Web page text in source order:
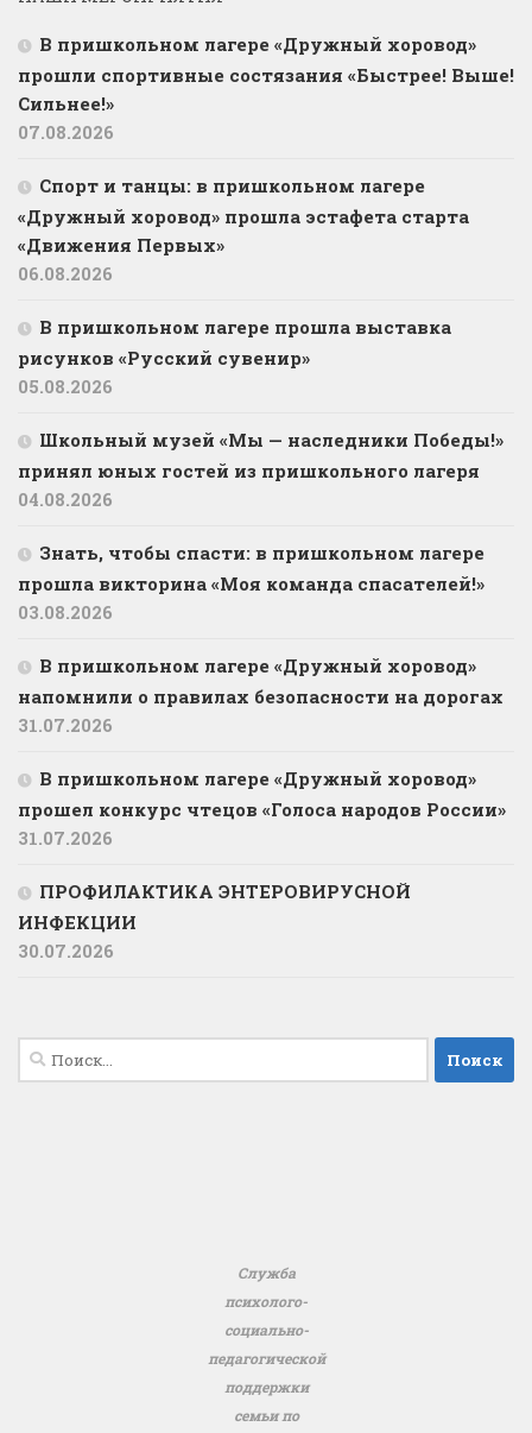
В пришкольном лагере «Дружный хоровод»
прошли спортивные состязания «Быстрее! Выше!
Сильнее!»
07.08.2026
Спорт и танцы: в пришкольном лагере
«Дружный хоровод» прошла эстафета старта
«Движения Первых»
06.08.2026
В пришкольном лагере прошла выставка
рисунков «Русский сувенир»
05.08.2026
Школьный музей «Мы — наследники Победы!»
принял юных гостей из пришкольного лагеря
04.08.2026
Знать, чтобы спасти: в пришкольном лагере
прошла викторина «Моя команда спасателей!»
03.08.2026
В пришкольном лагере «Дружный хоровод»
напомнили о правилах безопасности на дорогах
31.07.2026
В пришкольном лагере «Дружный хоровод»
прошел конкурс чтецов «Голоса народов России»
31.07.2026
ПРОФИЛАКТИКА ЭНТЕРОВИРУСНОЙ
ИНФЕКЦИИ
30.07.2026
Найти:
Служба
психолого-
социально-
педагогической
поддержки
семьи по